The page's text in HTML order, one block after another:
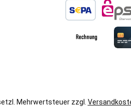
SEPA Lastschrift
Mehrwertsteuer zzgl.